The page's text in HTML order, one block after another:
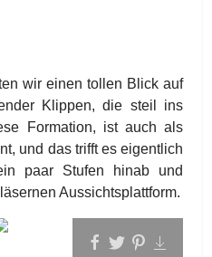
wir einen tollen Blick auf
Klippen, die steil ins
Formation, ist auch als
und das trifft es eigentlich
paar Stufen hinab und
Aussichtsplattform.